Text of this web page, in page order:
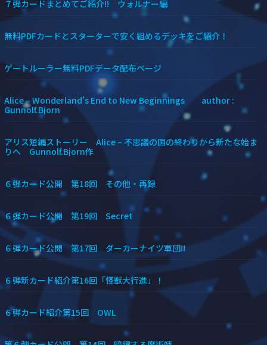
７弾カードまとめてご紹介!! ウォルナー編
無料PDFカードとスターターで安く組めるデッキをご紹介！
ゲートルーラー無料PDFデータ配布ページ
Alice – Wonderland’s End to New Beginnings author :
Gunnolf.Bjorn
アリス短編ストーリー Alice – 不思議の国の終わりから新たな始ま
りへ Gunnolf.Bjorn作
６弾カード公開 第18回 その他・再録
６弾カード公開 第19回 Secret
６弾カード公開 第17回 ダーカーナイツ軍団!!
６弾新カード紹介第16回「怪獣大行進」！
６弾カード紹介第15回 OWL